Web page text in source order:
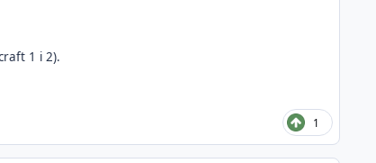
1 i 2).
1